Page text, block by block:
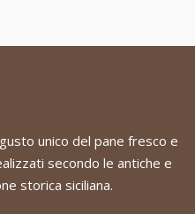
unico del pane fresco e
secondo le antiche e
storica siciliana.